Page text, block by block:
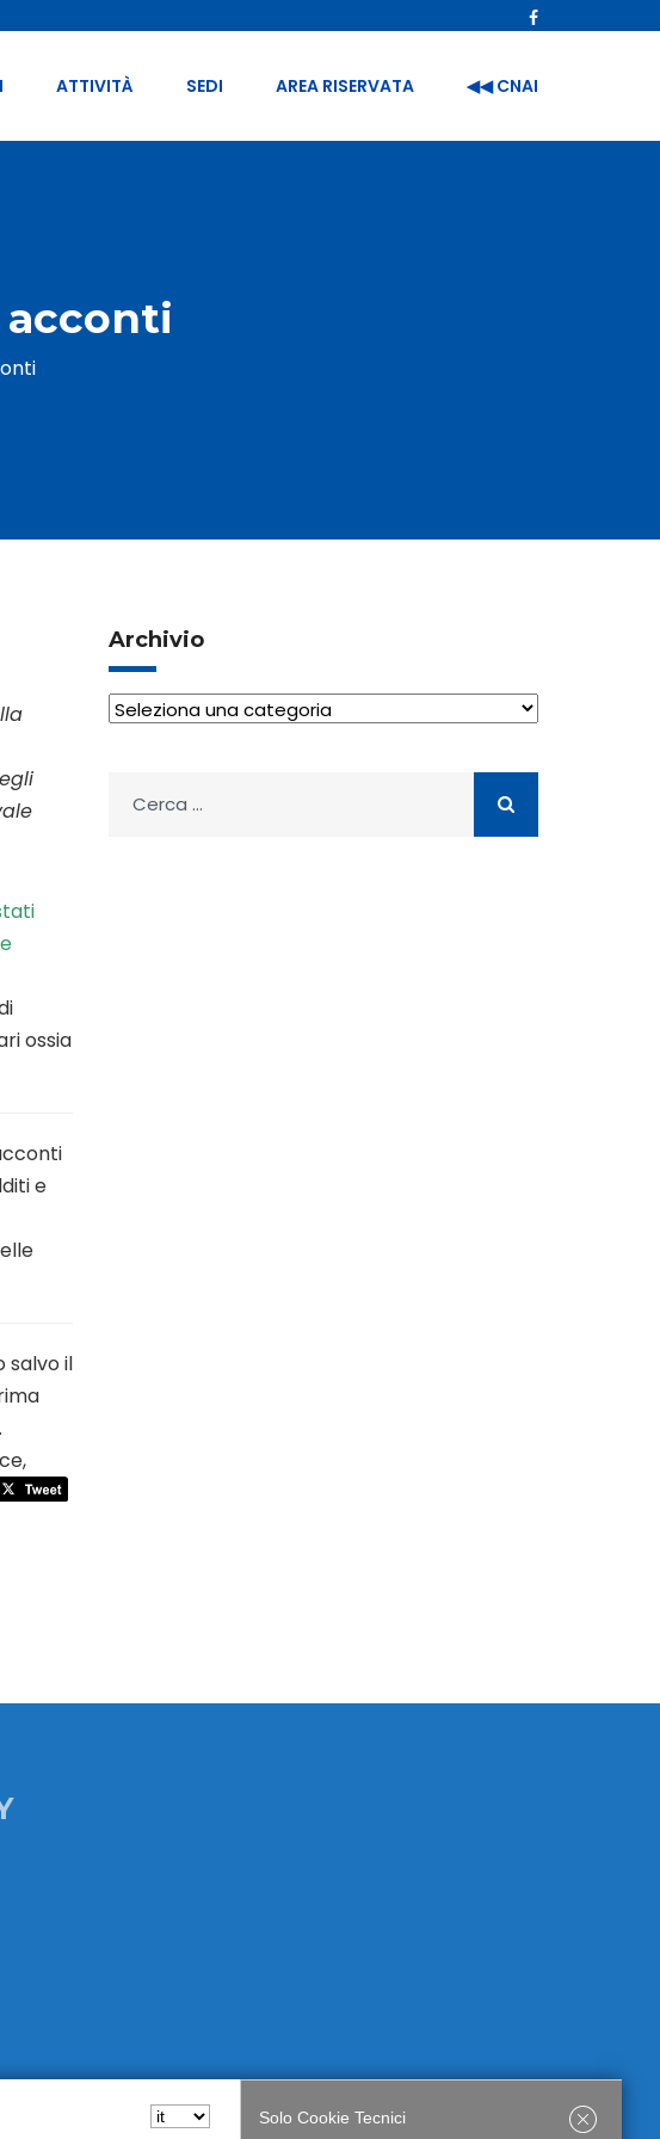
ATTIVITÀ SEDI AREA RISERVATA ◀︎◀︎ CNAI
acconti
ossia
e
salvo il
Archivio
Archivio
per:
Solo Cookie Tecnici